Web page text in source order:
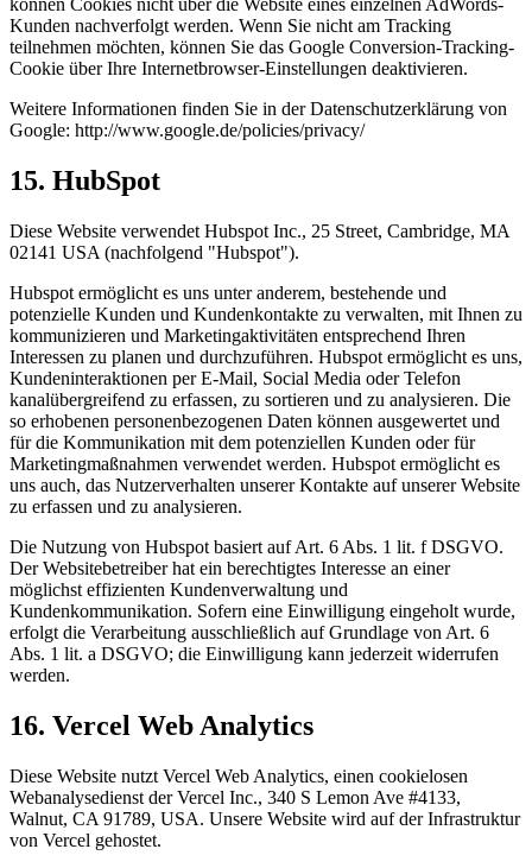
können Cookies nicht über die Website eines einzelnen AdWords-
Kunden nachverfolgt werden. Wenn Sie nicht am Tracking
teilnehmen möchten, können Sie das Google Conversion-Tracking-
Cookie über Ihre Internetbrowser-Einstellungen deaktivieren.
Weitere Informationen finden Sie in der Datenschutzerklärung von
Google: http://www.google.de/policies/privacy/
15. HubSpot
Diese Website verwendet Hubspot Inc., 25 Street, Cambridge, MA
02141 USA (nachfolgend "Hubspot").
Hubspot ermöglicht es uns unter anderem, bestehende und
potenzielle Kunden und Kundenkontakte zu verwalten, mit Ihnen zu
kommunizieren und Marketingaktivitäten entsprechend Ihren
Interessen zu planen und durchzuführen. Hubspot ermöglicht es uns,
Kundeninteraktionen per E-Mail, Social Media oder Telefon
kanalübergreifend zu erfassen, zu sortieren und zu analysieren. Die
so erhobenen personenbezogenen Daten können ausgewertet und
für die Kommunikation mit dem potenziellen Kunden oder für
Marketingmaßnahmen verwendet werden. Hubspot ermöglicht es
uns auch, das Nutzerverhalten unserer Kontakte auf unserer Website
zu erfassen und zu analysieren.
Die Nutzung von Hubspot basiert auf Art. 6 Abs. 1 lit. f DSGVO.
Der Websitebetreiber hat ein berechtigtes Interesse an einer
möglichst effizienten Kundenverwaltung und
Kundenkommunikation. Sofern eine Einwilligung eingeholt wurde,
erfolgt die Verarbeitung ausschließlich auf Grundlage von Art. 6
Abs. 1 lit. a DSGVO; die Einwilligung kann jederzeit widerrufen
werden.
16. Vercel Web Analytics
Diese Website nutzt Vercel Web Analytics, einen cookielosen
Webanalysedienst der Vercel Inc., 340 S Lemon Ave #4133,
Walnut, CA 91789, USA. Unsere Website wird auf der Infrastruktur
von Vercel gehostet.